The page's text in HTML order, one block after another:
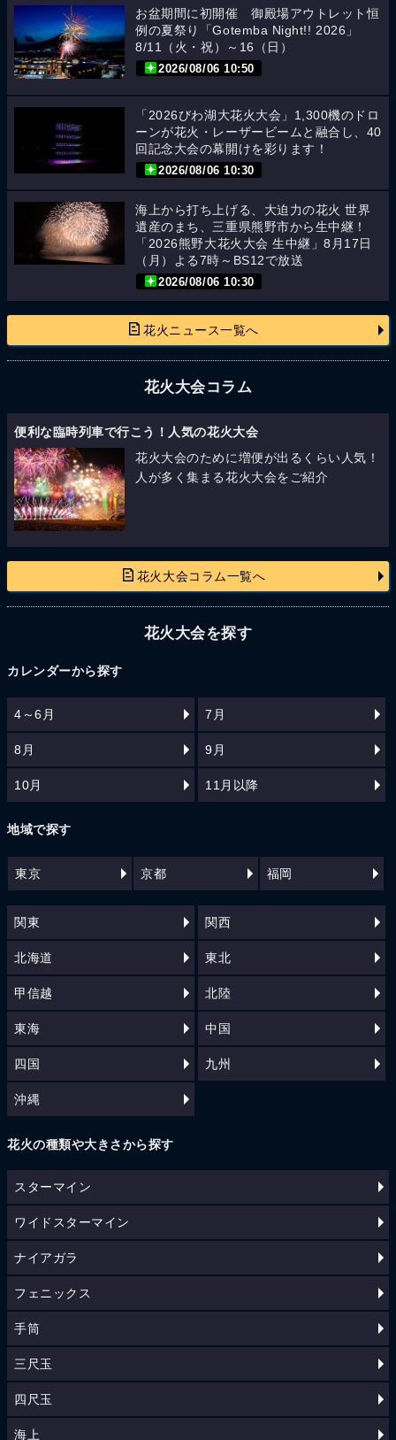
お盆期間に初開催 御殿場アウトレット恒
例の夏祭り「Gotemba Night!! 2026」
8/11（火・祝）～16（日）
2026/08/06 10:50
「2026びわ湖大花火大会」1,300機のドロ
ーンが花火・レーザービームと融合し、40
回記念大会の幕開けを彩ります！
2026/08/06 10:30
海上から打ち上げる、大迫力の花火 世界
遺産のまち、三重県熊野市から生中継！
「2026熊野大花火大会 生中継」8月17日
（月）よる7時～BS12で放送
2026/08/06 10:30
花火ニュース一覧へ
花火大会コラム
便利な臨時列車で行こう！人気の花火大会
花火大会のために増便が出るくらい人気！
人が多く集まる花火大会をご紹介
花火大会コラム一覧へ
花火大会を探す
カレンダーから探す
4～6月 7月
8月 9月
10月 11月以降
地域で探す
東京 京都 福岡
関東 関西
北海道 東北
甲信越 北陸
東海 中国
四国 九州
沖縄
花火の種類や大きさから探す
スターマイン
ワイドスターマイン
ナイアガラ
フェニックス
手筒
三尺玉
四尺玉
海上